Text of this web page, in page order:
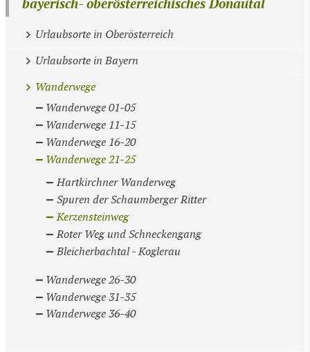
bayerisch- oberösterreichisches Donautal
Urlaubsorte in Oberösterreich
Urlaubsorte in Bayern
Wanderwege
Wanderwege 01-05
Wanderwege 11-15
Wanderwege 16-20
Wanderwege 21-25
Hartkirchner Wanderweg
Spuren der Schaumberger Ritter
Kerzensteinweg
Roter Weg und Schneckengang
Bleicherbachtal - Koglerau
Wanderwege 26-30
Wanderwege 31-35
Wanderwege 36-40